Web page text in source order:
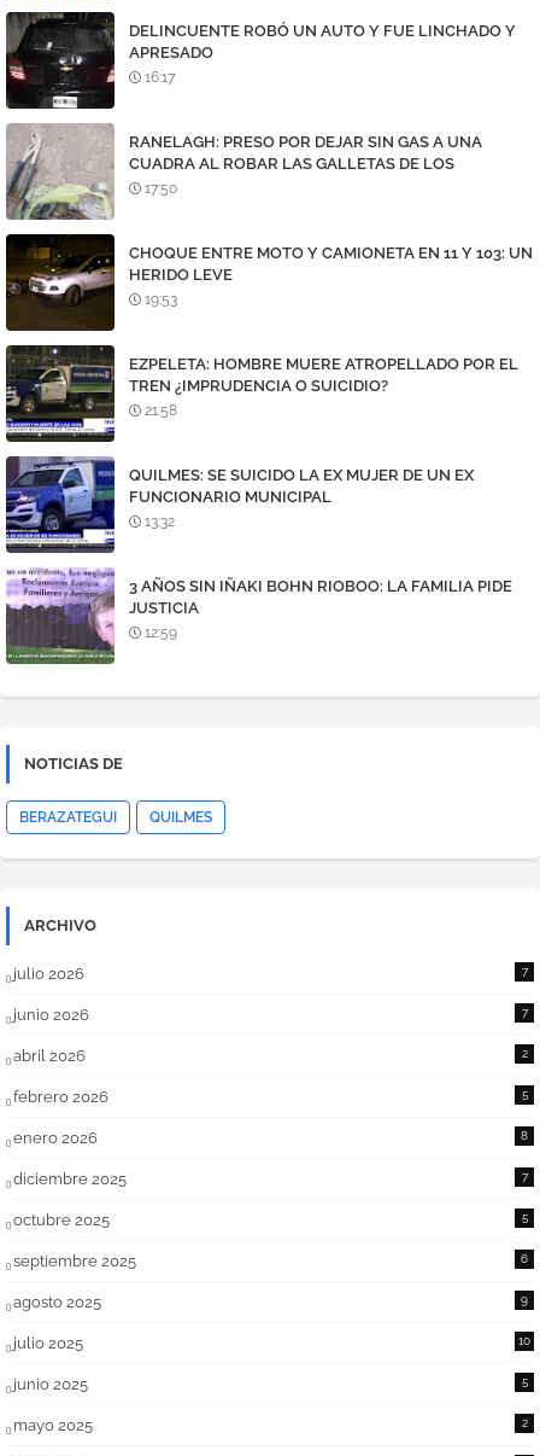
DELINCUENTE ROBÓ UN AUTO Y FUE LINCHADO Y
APRESADO
16:17
RANELAGH: PRESO POR DEJAR SIN GAS A UNA
CUADRA AL ROBAR LAS GALLETAS DE LOS
MEDIDORES
17:50
CHOQUE ENTRE MOTO Y CAMIONETA EN 11 Y 103: UN
HERIDO LEVE
19:53
EZPELETA: HOMBRE MUERE ATROPELLADO POR EL
TREN ¿IMPRUDENCIA O SUICIDIO?
21:58
QUILMES: SE SUICIDO LA EX MUJER DE UN EX
FUNCIONARIO MUNICIPAL
13:32
3 AÑOS SIN IÑAKI BOHN RIOBOO: LA FAMILIA PIDE
JUSTICIA
12:59
NOTICIAS DE
BERAZATEGUI QUILMES
ARCHIVO
julio 2026 7
junio 2026 7
abril 2026 2
febrero 2026 5
enero 2026 8
diciembre 2025 7
octubre 2025 5
septiembre 2025 6
agosto 2025 9
julio 2025 10
junio 2025 5
mayo 2025 2